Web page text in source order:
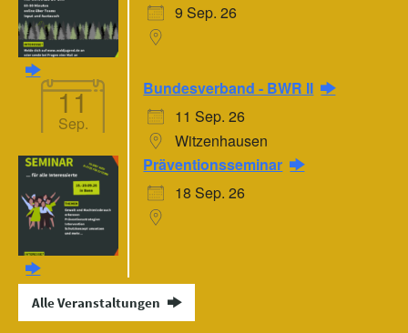
9 Sep. 26
11
Sep.
Bundesverband - BWR II
11 Sep. 26
Witzenhausen
Präventionsseminar
18 Sep. 26
Alle Veranstaltungen